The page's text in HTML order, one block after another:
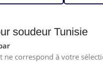
soudeur Tunisie
ne correspond à votre